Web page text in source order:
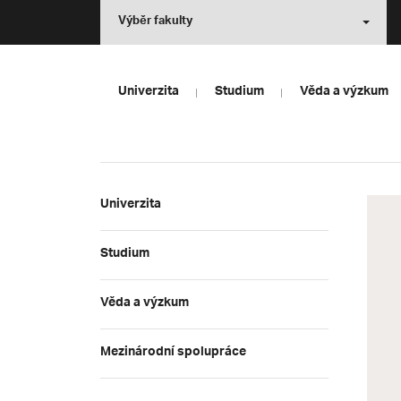
Výběr fakulty
Univerzita Studium Věda a výzkum
Univerzita
Studium
Věda a výzkum
Mezinárodní spolupráce